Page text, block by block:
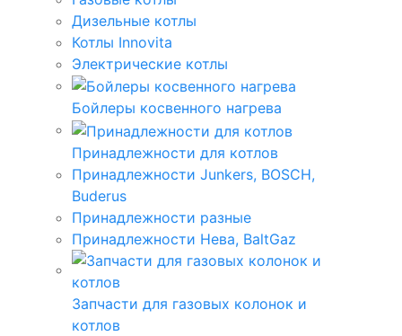
Дизельные котлы
Котлы Innovita
Электрические котлы
Бойлеры косвенного нагрева
Принадлежности для котлов
Принадлежности Junkers, BOSCH,
Buderus
Принадлежности разные
Принадлежности Нева, BaltGaz
Запчасти для газовых колонок и
котлов